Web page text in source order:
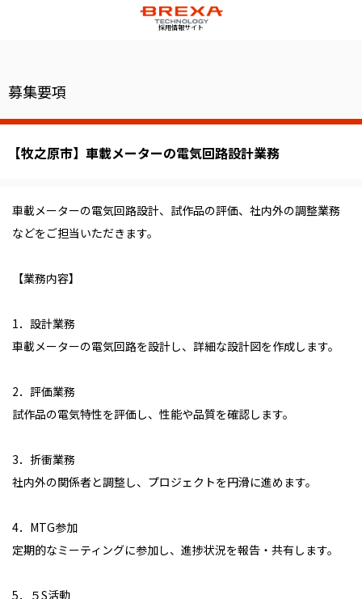
採用情報サイト
募集要項
【牧之原市】車載メーターの電気回路設計業務
車載メーターの電気回路設計、試作品の評価、社内外の調整業務
などをご担当いただきます。
【業務内容】
1．設計業務
車載メーターの電気回路を設計し、詳細な設計図を作成します。
2．評価業務
試作品の電気特性を評価し、性能や品質を確認します。
3．折衝業務
社内外の関係者と調整し、プロジェクトを円滑に進めます。
4．MTG参加
定期的なミーティングに参加し、進捗状況を報告・共有します。
5．５S活動